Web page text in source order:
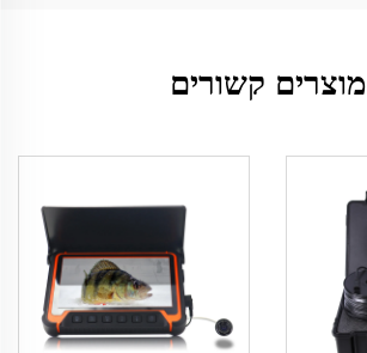
מוצרים קשורים